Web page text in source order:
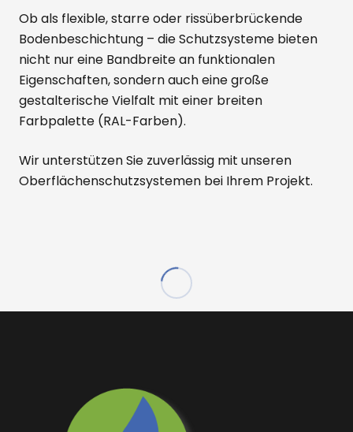
Ob als flexible, starre oder rissüberbrückende
Bodenbeschichtung – die Schutzsysteme bieten
nicht nur eine Bandbreite an funktionalen
Eigenschaften, sondern auch eine große
gestalterische Vielfalt mit einer breiten
Farbpalette (RAL-Farben).
Wir unterstützen Sie zuverlässig mit unseren
Oberflächenschutzsystemen bei Ihrem Projekt.